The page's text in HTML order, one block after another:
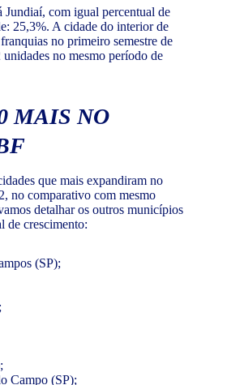
Jundiaí, com igual percentual de
25,3%. A cidade do interior de
no primeiro semestre de
no mesmo período de
MAIS NO
que mais expandiram no
no comparativo com mesmo
detalhar os outros municípios
de crescimento:
(SP);
Campo (SP);